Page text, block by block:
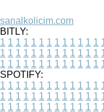
sanalkolicim.com
BITLY:
1 1 1 1 1 1 1 1 1 1 1 1 1
1 1 1 1 1 1 1 1 1 1 1 1 1
1 1 1 1 1 1 1 1 1 1 1 1 1
SPOTIFY:
1 1 1 1 1 1 1 1 1 1 1 1 1
1 1 1 1 1 1 1 1 1 1 1 1 1
1 1 1 1 1 1 1 1 1 1 1 1 1